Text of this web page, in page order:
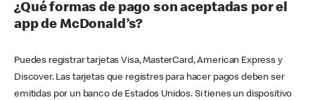
¿Qué formas de pago son aceptadas por el
app de McDonald’s?
Puedes registrar tarjetas Visa, MasterCard, American Express y
Discover. Las tarjetas que registres para hacer pagos deben ser
emitidas por un banco de Estados Unidos. Si tienes un dispositivo